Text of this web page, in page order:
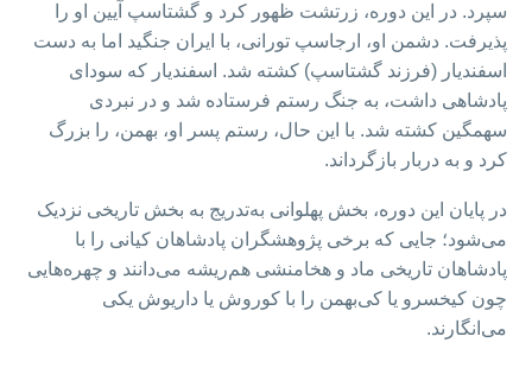
سپرد. در این دوره، زرتشت ظهور کرد و گشتاسپ آیین او را
پذیرفت. دشمن او، ارجاسپ تورانی، با ایران جنگید اما به‌ دست
اسفندیار (فرزند گشتاسپ) کشته شد. اسفندیار که سودای
پادشاهی داشت، به جنگ رستم فرستاده شد و در نبردی
سهمگین کشته شد. با این حال، رستم پسر او، بهمن، را بزرگ
کرد و به دربار بازگرداند.
در پایان این دوره، بخش پهلوانی به‌تدریج به بخش تاریخی نزدیک
می‌شود؛ جایی که برخی پژوهشگران پادشاهان کیانی را با
پادشاهان تاریخی ماد و هخامنشی هم‌ریشه می‌دانند و چهره‌هایی
چون کیخسرو یا کی‌بهمن را با کوروش یا داریوش یکی
می‌انگارند.